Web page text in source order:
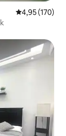
Gemiddelde
4,95 (170)